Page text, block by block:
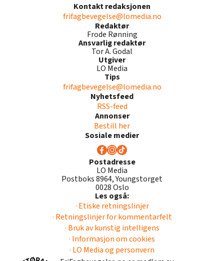
Kontakt redaksjonen
frifagbevegelse@lomedia.no
Redaktør
Frode Rønning
Ansvarlig redaktør
Tor A. Godal
Utgiver
LO Media
Tips
frifagbevegelse@lomedia.no
Nyhetsfeed
RSS-feed
Annonser
Bestill her
Sosiale medier
Postadresse
LO Media
Postboks 8964, Youngstorget
0028 Oslo
Les også:
· Etiske retningslinjer
· Retningslinjer for kommentarfelt
· Bruk av kunstig intelligens
· Informasjon om cookies
· LO Media og personvern